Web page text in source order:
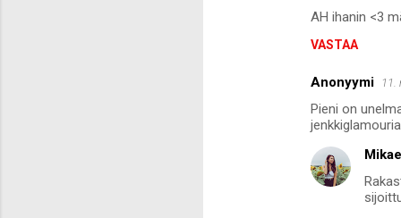
AH ihanin <3
VASTAA
Anonyymi 11.
Pieni on